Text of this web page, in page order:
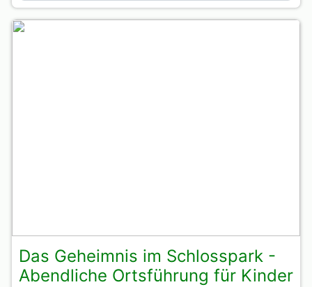
Das Geheimnis im Schlosspark -
Abendliche Ortsführung für Kinder